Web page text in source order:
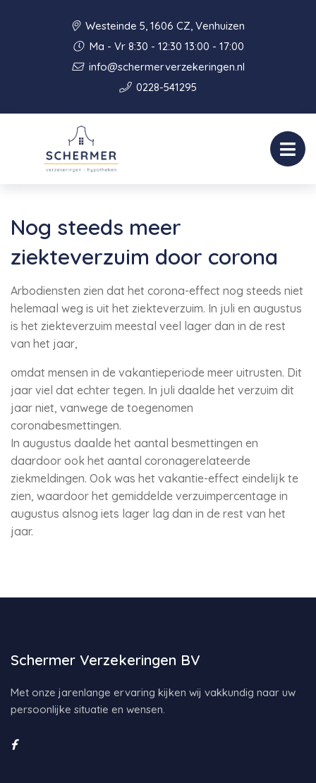
Westeinde 5, 1606 CZ, Venhuizen
Ma - Vr 8:30 - 12:30 13:00 - 17:00
info@schermerverzekeringen.nl
0228-541295
Nog steeds meer
ziekteverzuim door corona
Arbodiensten zien dat het corona-effect nog steeds niet
helemaal weg is uit het ziekteverzuim. In juli en augustus
is het ziekteverzuim meestal veel lager dan in de rest
van het jaar,
omdat mensen in de vakantieperiode meer uitrusten. Dit
jaar viel dat echter tegen. In juli daalde het verzuim dit
jaar niet, vanwege de toegenomen
coronabesmettingen.
In augustus daalde het aantal besmettingen en
daardoor ook het aantal coronagerelateerde
ziekmeldingen. Ook was het vakantie-effect eindelijk te
zien, waardoor het gemiddelde verzuimpercentage in
augustus alsnog iets lager lag dan in de rest van het
jaar.
Schermer Verzekeringen BV
Met onze jarenlange ervaring kijken wij vakkundig naar uw
persoonlijke situatie en wensen.